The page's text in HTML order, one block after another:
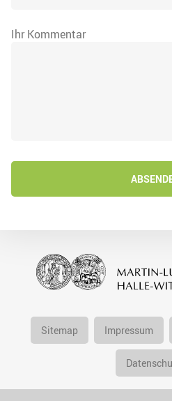
Ihr Kommentar
Sitemap Impressum